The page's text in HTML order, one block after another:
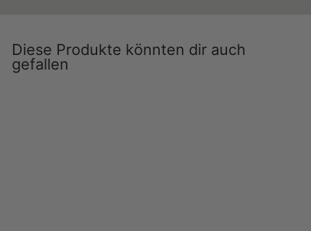
Diese Produkte könnten dir auch
gefallen